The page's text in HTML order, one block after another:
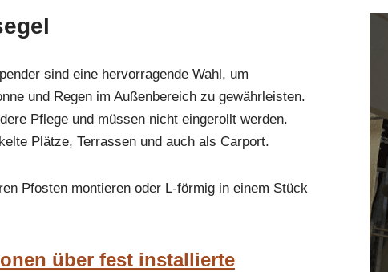
sind eine hervorragende Wahl, um
und Regen im Außenbereich zu gewährleisten.
Pflege und müssen nicht eingerollt werden.
Plätze, Terrassen und auch als Carport.
Pfosten montieren oder L-förmig in einem Stück
über fest installierte